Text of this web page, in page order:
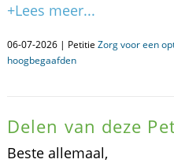
+Lees meer...
06-07-2026 | Petitie Zorg voor een
hoogbegaafden
Delen van deze
Beste allemaal,